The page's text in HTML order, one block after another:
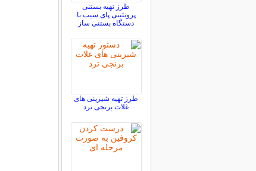
طرز تهیه بستنی
پروتئینی پای سیب با
دستگاه بستنی ساز
طرز تهیه شیرینی های
غلات برنجی ترد